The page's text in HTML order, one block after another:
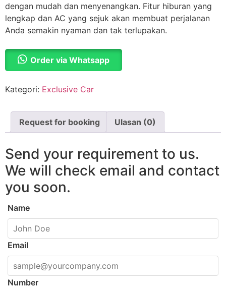
dengan mudah dan menyenangkan. Fitur hiburan yang
lengkap dan AC yang sejuk akan membuat perjalanan
Anda semakin nyaman dan tak terlupakan.
Order via Whatsapp
Kategori: Exclusive Car
Request for booking Ulasan (0)
Send your requirement to us.
We will check email and contact
you soon.
Name
Email
Number